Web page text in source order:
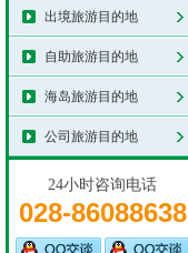
出境旅游目的地
自助旅游目的地
海岛旅游目的地
公司旅游目的地
24小时咨询电话
028-86088638